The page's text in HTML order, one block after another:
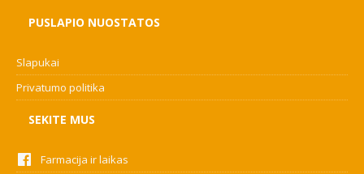
PUSLAPIO NUOSTATOS
Slapukai
Privatumo politika
SEKITE MUS
Farmacija ir laikas